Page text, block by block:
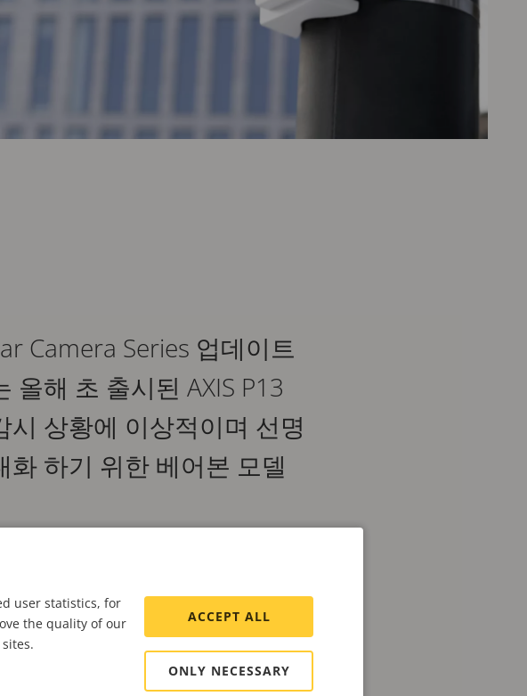
Camera Series 업데이트
해 초 출시된 AXIS P13
상황에 이상적이며 선명
하기 위한 베어본 모델
품질을 보장합니다. AXIS P1385-E는
8MP 해상도를 제공합니다. 다양한 감시
어 있습니다. 베어본 모델은 렌즈 및 마
들 수 있습니다. 또한 몇 가지 액세서리
를 위한 흰색 LED
IR 조명기 키트등이
user statistics, for
the quality of our
ACCEPT ALL
ONLY NECESSARY